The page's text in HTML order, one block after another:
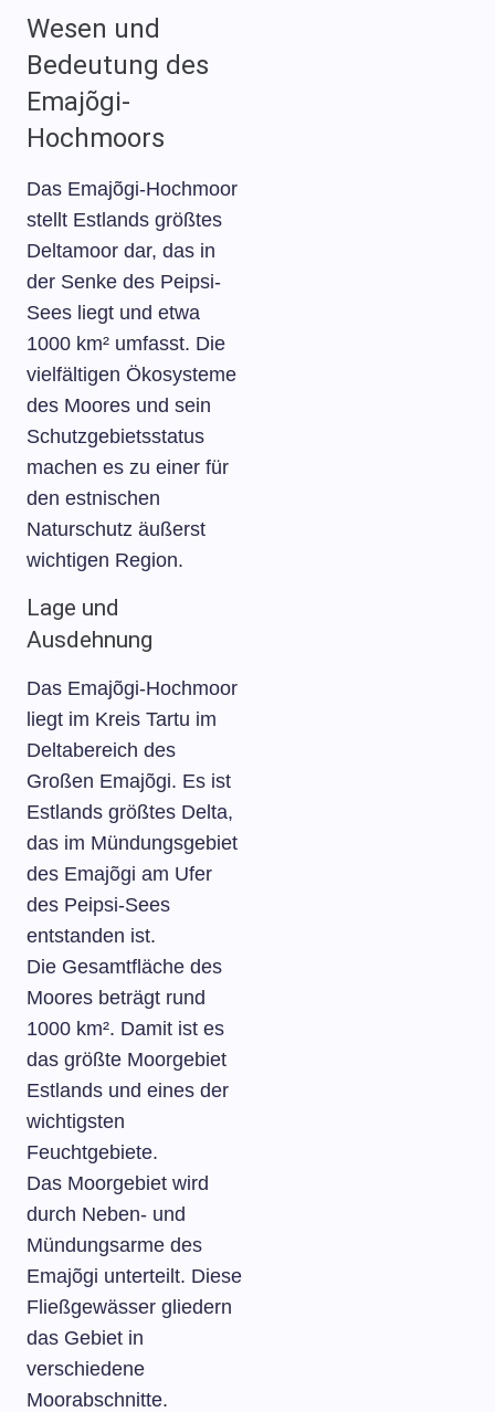
Wesen und
Bedeutung des
Emajõgi-
Hochmoors
Das Emajõgi-Hochmoor
stellt Estlands größtes
Deltamoor dar, das in
der Senke des Peipsi-
Sees liegt und etwa
1000 km² umfasst. Die
vielfältigen Ökosysteme
des Moores und sein
Schutzgebietsstatus
machen es zu einer für
den estnischen
Naturschutz äußerst
wichtigen Region.
Lage und
Ausdehnung
Das Emajõgi-Hochmoor
liegt im Kreis Tartu im
Deltabereich des
Großen Emajõgi. Es ist
Estlands größtes Delta,
das im Mündungsgebiet
des Emajõgi am Ufer
des Peipsi-Sees
entstanden ist.
Die Gesamtfläche des
Moores beträgt rund
1000 km². Damit ist es
das größte Moorgebiet
Estlands und eines der
wichtigsten
Feuchtgebiete.
Das Moorgebiet wird
durch Neben- und
Mündungsarme des
Emajõgi unterteilt. Diese
Fließgewässer gliedern
das Gebiet in
verschiedene
Moorabschnitte.